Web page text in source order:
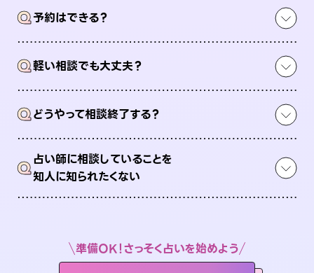
Q予約はできる？
Q軽い相談でも大丈夫？
Qどうやって相談終了する？
Q占い師に相談していることを
知人に知られたくない
準備OK！さっそく占いを始めよう